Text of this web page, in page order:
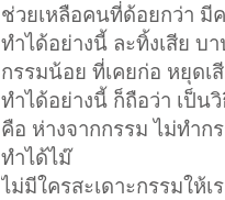
ช่วยเหลือคนที่ด้อยกว่า มี
ทำได้อย่างนี้ ละทิ้งเสีย บ
กรรมน้อย ที่เคยก่อ หยุดเ
ทำได้อย่างนี้ ก็ถือว่า เป็น
คือ ห่างจากกรรม ไม่ทำก
ทำได้ไม๊
ไม่มีใครสะเดาะกรรมให้เ